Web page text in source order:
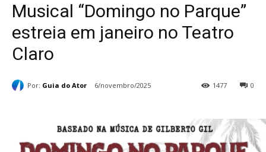
Musical “Domingo no Parque”
estreia em janeiro no Teatro
Claro
Por: Guia do Ator 6/novembro/2025 0
1477